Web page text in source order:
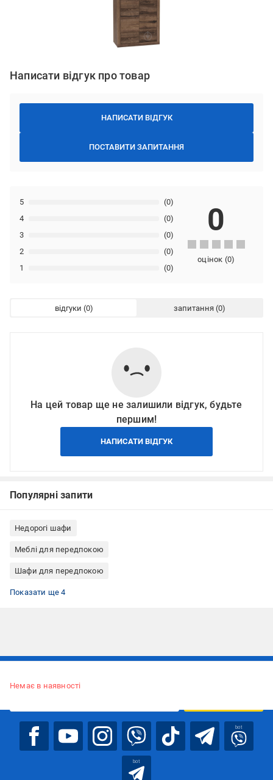
Написати відгук про товар
НАПИСАТИ ВІДГУК
ПОСТАВИТИ ЗАПИТАННЯ
1 (0)
2 (0)
3 (0)
4 (0)
5 (0)
0
оцінок (0)
відгуки запитання
На цей товар ще не залишили відгук, будьте
першим!
НАПИСАТИ ВІДГУК
Популярні запити
Недорогі шафи
Меблі для передпокою
Шафи для передпокою
Шафи для вітальні
Шафа гардеробні
Шафи з ДСП
Шафи Forte Meble
Показати ще 4
Немає в наявності
bot
bot